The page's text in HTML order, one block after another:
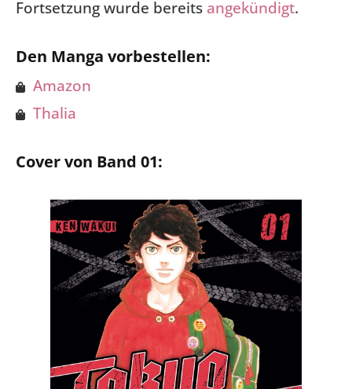
Fortsetzung wurde bereits angekündigt.
Den Manga vorbestellen:
Amazon
Thalia
Cover von Band 01: